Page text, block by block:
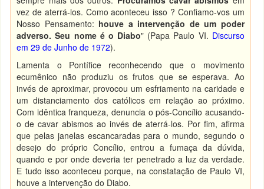
vez de aterrá-los. Como aconteceu isso ? Confiamo-vos um
Nosso Pensamento: houve a intervenção de um poder
adverso. Seu nome é o Diabo" (Papa Paulo VI. Discurso
em 29 de Junho de 1972).
Lamenta o Pontífice reconhecendo que o movimento
ecumênico não produziu os frutos que se esperava. Ao
invés de aproximar, provocou um esfriamento na caridade e
um distanciamento dos católicos em relação ao próximo.
Com idêntica franqueza, denuncia o pós-Concílio acusando-
o de cavar abismos ao invés de aterrá-los. Por fim, afirma
que pelas janelas escancaradas para o mundo, segundo o
desejo do próprio Concílio, entrou a fumaça da dúvida,
quando e por onde deveria ter penetrado a luz da verdade.
E tudo isso aconteceu porque, na constatação de Paulo VI,
houve a intervenção do Diabo.